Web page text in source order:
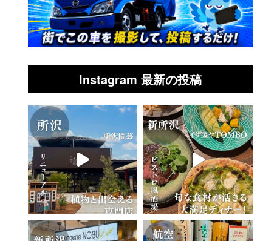
Instagram 最新の投稿